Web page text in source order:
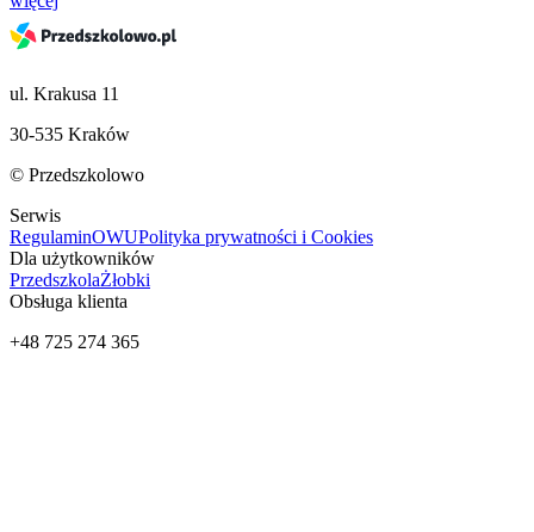
ul. Krakusa 11
30-535 Kraków
© Przedszkolowo
Serwis
RegulaminOWUPolityka prywatności i Cookies
Dla użytkowników
PrzedszkolaŻłobki
Obsługa klienta
+48 725 274 365